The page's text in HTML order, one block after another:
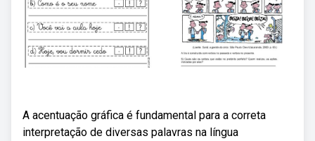
A acentuação gráfica é fundamental para a correta
interpretação de diversas palavras na língua